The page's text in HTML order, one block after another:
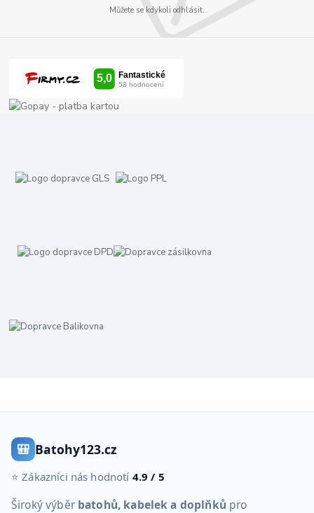
Můžete se kdykoli odhlásit.
🎒 Batohy123.cz
⭐ Zákazníci nás hodnotí 4.9 / 5
Široký výběr batohů, kabelek a doplňků pro